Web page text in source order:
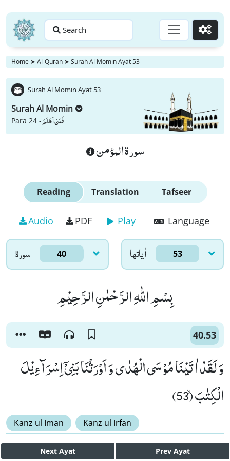
Search Go
Home ➤ Al-Quran ➤ Surah Al Momin Ayat 53
Surah Al Momin Ayat 53
Surah Al Momin
Para 24 -فَمَنْ اَظْلَمُ
سورة المؤمن
Reading Translation Tafseer
Audio PDF Play Language
سورۃ 40 اٰياتها 53
بِسْمِ اللّٰهِ الرَّحْمٰنِ الرَّحِیْمِ
40.53
وَ لَقَدْ اٰتَیْنَا مُوْسَى الْهُدٰى وَ اَوْرَثْنَا بَنِیْۤ اِسْرَآءِیْلَ
الْكِتٰبَۙ (53)
Kanz ul Iman Kanz ul Irfan
Next Ayat Prev Ayat